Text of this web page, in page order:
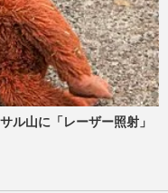
ル山に「レーザー照射」